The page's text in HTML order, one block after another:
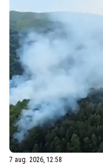
7 aug. 2026, 12:58